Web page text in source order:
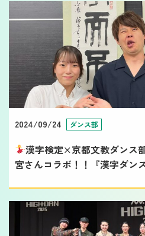
2024/09/24 ダンス部
漢字検定×京都文教ダンス
宮さんコラボ！！『漢字ダンス